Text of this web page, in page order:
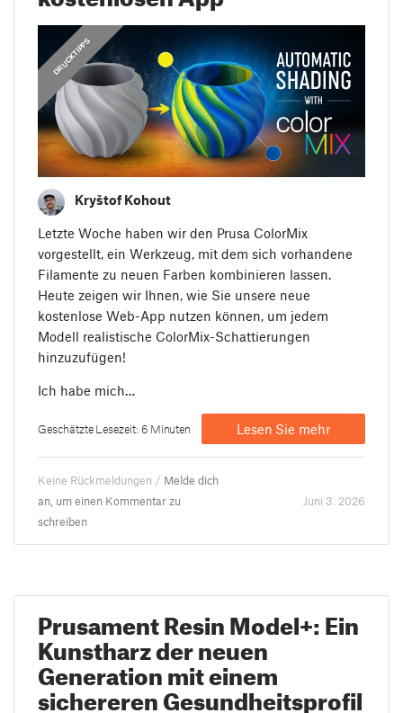
ANLEITUNGEN
DRUCKTIPPS
Kryštof Kohout
Letzte Woche haben wir den Prusa ColorMix
vorgestellt, ein Werkzeug, mit dem sich vorhandene
Filamente zu neuen Farben kombinieren lassen.
Heute zeigen wir Ihnen, wie Sie unsere neue
kostenlose Web-App nutzen können, um jedem
Modell realistische ColorMix-Schattierungen
hinzuzufügen!
Ich habe mich…
Geschätzte Lesezeit: 6 Minuten Lesen Sie mehr
Keine Rückmeldungen / Melde dich
an, um einen Kommentar zu
schreiben
Juni 3. 2026
Prusament Resin Model+: Ein
Kunstharz der neuen
Generation mit einem
sichereren Gesundheitsprofil